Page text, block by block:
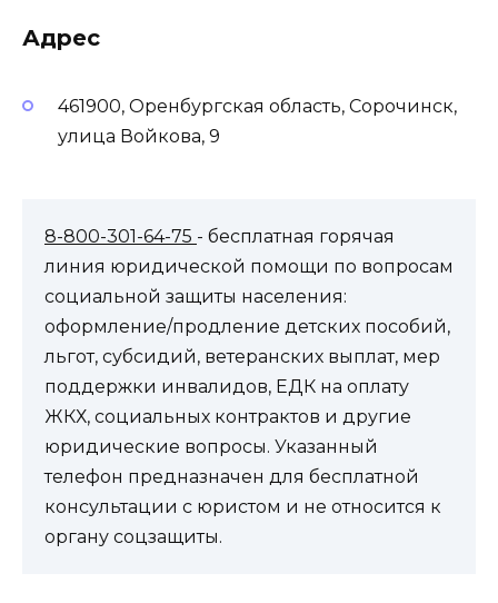
Адрес
461900, Оренбургская область, Сорочинск,
улица Войкова, 9
8-800-301-64-75 - бесплатная горячая
линия юридической помощи по вопросам
социальной защиты населения:
оформление/продление детских пособий,
льгот, субсидий, ветеранских выплат, мер
поддержки инвалидов, ЕДК на оплату
ЖКХ, социальных контрактов и другие
юридические вопросы. Указанный
телефон предназначен для бесплатной
консультации с юристом и не относится к
органу соцзащиты.